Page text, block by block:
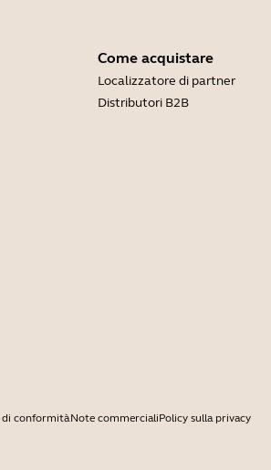
Come acquistare
Localizzatore di partner
Distributori B2B
di conformitàNote commercialiPolicy sulla privacy